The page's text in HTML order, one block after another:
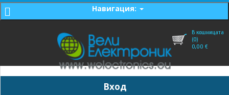
Навигация:
В кошницата
(0)
0,00 €
Вход